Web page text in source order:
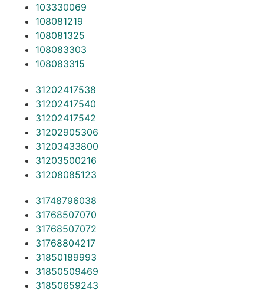
103330069
108081219
108081325
108083303
108083315
31202417538
31202417540
31202417542
31202905306
31203433800
31203500216
31208085123
31748796038
31768507070
31768507072
31768804217
31850189993
31850509469
31850659243